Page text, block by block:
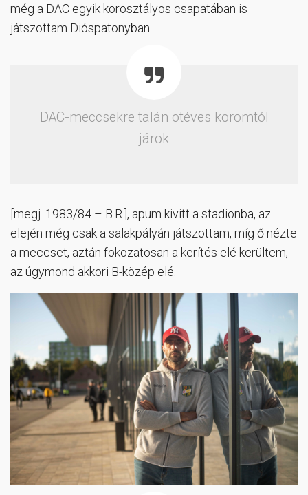
még a DAC egyik korosztályos csapatában is
játszottam Dióspatonyban.
DAC-meccsekre talán ötéves koromtól
járok
[megj. 1983/84 – B.R.], apum kivitt a stadionba, az
elején még csak a salakpályán játszottam, míg ő nézte
a meccset, aztán fokozatosan a kerítés elé kerültem,
az úgymond akkori B-közép elé.